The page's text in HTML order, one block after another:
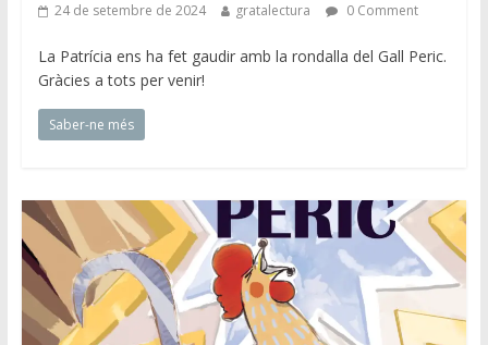
24 de setembre de 2024 gratalectura 0 Comment
La Patrícia ens ha fet gaudir amb la rondalla del Gall Peric.
Gràcies a tots per venir!
Saber-ne més